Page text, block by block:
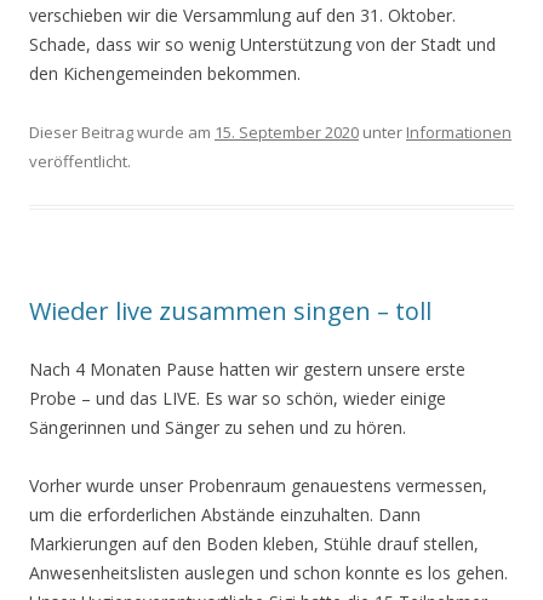
verschieben wir die Versammlung auf den 31. Oktober.
Schade, dass wir so wenig Unterstützung von der Stadt und
den Kichengemeinden bekommen.
Dieser Beitrag wurde am 15. September 2020 unter Informationen
veröffentlicht.
Wieder live zusammen singen – toll
Nach 4 Monaten Pause hatten wir gestern unsere erste
Probe – und das LIVE. Es war so schön, wieder einige
Sängerinnen und Sänger zu sehen und zu hören.
Vorher wurde unser Probenraum genauestens vermessen,
um die erforderlichen Abstände einzuhalten. Dann
Markierungen auf den Boden kleben, Stühle drauf stellen,
Anwesenheitslisten auslegen und schon konnte es los gehen.